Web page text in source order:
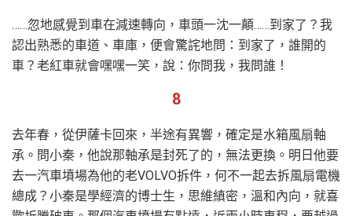
……忽地感覺到車在減速轉向，車頭一沈一顛……到家了？我
認出熟悉的車道、車庫，便會驚詫地問：到家了，誰開的
車？老紅車就會嘿嘿一笑，說：你問我，我問誰！
8
去年春，從伊薩卡回來，半途有異響，確定是水箱風扇軸
承。問小秦，他說那軸承是封死了的，無法更換。明日他要
去一汽車墳場為他的老VOLVO拆件，何不一起去拆風扇電機
總成？小秦是學經濟的博士生，思維縝密，溫和內向，就喜